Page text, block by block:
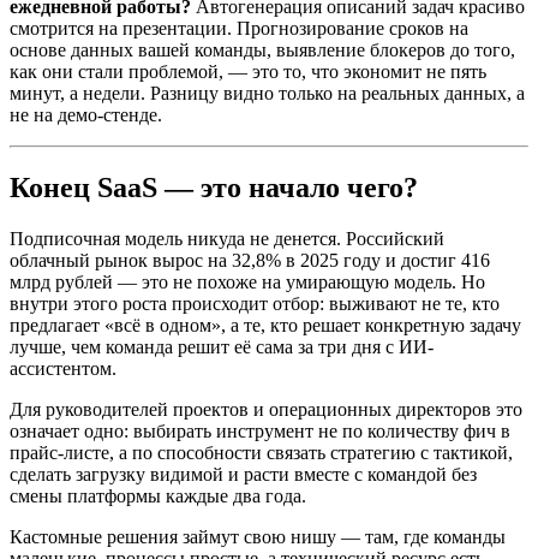
ежедневной работы? Автогенерация описаний задач красиво
смотрится на презентации. Прогнозирование сроков на
основе данных вашей команды, выявление блокеров до того,
как они стали проблемой, — это то, что экономит не пять
минут, а недели. Разницу видно только на реальных данных, а
не на демо-стенде.
Конец SaaS — это начало чего?
Подписочная модель никуда не денется. Российский
облачный рынок вырос на 32,8% в 2025 году и достиг 416
млрд рублей — это не похоже на умирающую модель. Но
внутри этого роста происходит отбор: выживают не те, кто
предлагает «всё в одном», а те, кто решает конкретную задачу
лучше, чем команда решит её сама за три дня с ИИ-
ассистентом.
Для руководителей проектов и операционных директоров это
означает одно: выбирать инструмент не по количеству фич в
прайс-листе, а по способности связать стратегию с тактикой,
сделать загрузку видимой и расти вместе с командой без
смены платформы каждые два года.
Кастомные решения займут свою нишу — там, где команды